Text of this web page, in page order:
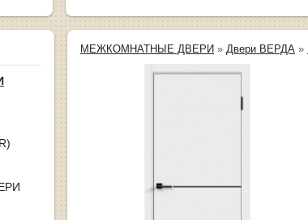
МЕЖКОМНАТНЫЕ ДВЕРИ » Двери ВЕРДА »